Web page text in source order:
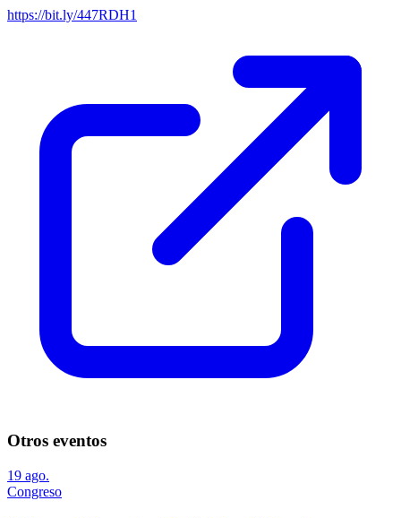
https://bit.ly/447RDH1
Otros eventos
19 ago.
Congreso